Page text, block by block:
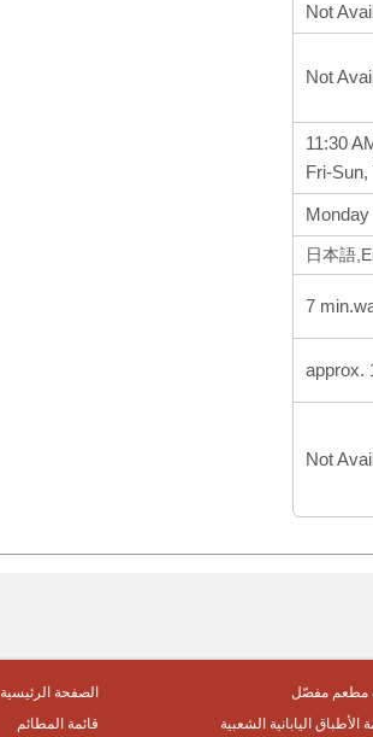
Not
Not
11:30
Fri-
Monday
日本語
7
approx.
Not
الصفحة الرئيسية
مطعم مفصّل
قائمة المطائم
الأطباق اليابانية الشعبية